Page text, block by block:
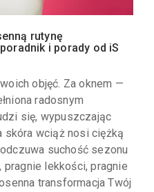
rutynę
i porady od iS
objęć. Za oknem —
radosnym
się, wypuszczając
skóra wciąż nosi ciężką
suchość sezonu
pragnie lekkości, pragnie
transformacja Twój